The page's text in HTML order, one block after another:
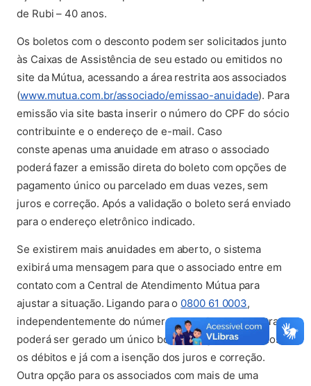
de Rubi – 40 anos.
Os boletos com o desconto podem ser solicitados junto
às Caixas de Assistência de seu estado ou emitidos no
site da Mútua, acessando a área restrita aos associados
(www.mutua.com.br/associado/emissao-anuidade(abre em
). Para
emissão via site basta inserir o número do CPF do sócio
contribuinte e o endereço de e-mail. Caso
conste apenas uma anuidade em atraso o associado
poderá fazer a emissão direta do boleto com opções de
pagamento único ou parcelado em duas vezes, sem
juros e correção. Após a validação o boleto será enviado
para o endereço eletrônico indicado.
Se existirem mais anuidades em aberto, o sistema
exibirá uma mensagem para que o associado entre em
contato com a Central de Atendimento Mútua para
ajustar a situação. Ligando para o 0800 61 0003,
independentemente do número de anuidades em atraso,
poderá ser gerado um único boleto, englobando todos
os débitos e já com a isenção dos juros e correção.
Outra opção para os associados com mais de uma